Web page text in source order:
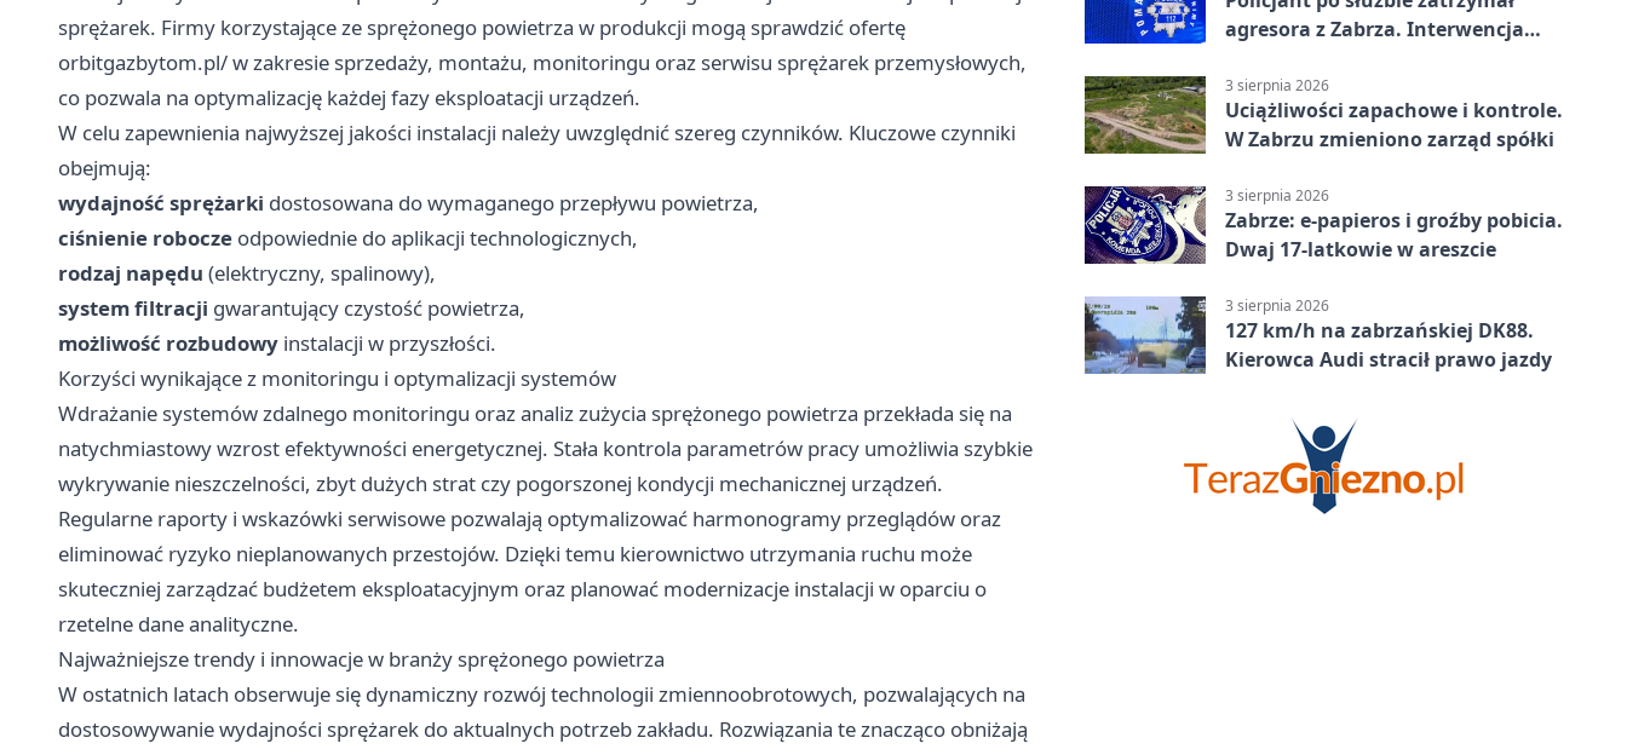
sprężarek. Firmy korzystające ze sprężonego powietrza w produkcji mogą sprawdzić ofertę
orbitgazbytom.pl/w zakresie sprzedaży, montażu, monitoringu oraz serwisu sprężarek przemysłowych,
co pozwala na optymalizację każdej fazy eksploatacji urządzeń.
W celu zapewnienia najwyższej jakości instalacji należy uwzględnić szereg czynników. Kluczowe czynniki
obejmują:
wydajność sprężarki dostosowana do wymaganego przepływu powietrza,
ciśnienie robocze odpowiednie do aplikacji technologicznych,
rodzaj napędu (elektryczny, spalinowy),
system filtracji gwarantujący czystość powietrza,
możliwość rozbudowy instalacji w przyszłości.
Korzyści wynikające z monitoringu i optymalizacji systemów
Wdrażanie systemów zdalnego monitoringu oraz analiz zużycia sprężonego powietrza przekłada się na
natychmiastowy wzrost efektywności energetycznej. Stała kontrola parametrów pracy umożliwia szybkie
wykrywanie nieszczelności, zbyt dużych strat czy pogorszonej kondycji mechanicznej urządzeń.
Regularne raporty i wskazówki serwisowe pozwalają optymalizować harmonogramy przeglądów oraz
eliminować ryzyko nieplanowanych przestojów. Dzięki temu kierownictwo utrzymania ruchu może
skuteczniej zarządzać budżetem eksploatacyjnym oraz planować modernizacje instalacji w oparciu o
rzetelne dane analityczne.
Najważniejsze trendy i innowacje w branży sprężonego powietrza
W ostatnich latach obserwuje się dynamiczny rozwój technologii zmiennoobrotowych, pozwalających na
dostosowywanie wydajności sprężarek do aktualnych potrzeb zakładu. Rozwiązania te znacząco obniżają
agresora z Zabrza. Interwencja
3 sierpnia 2026
Uciążliwości zapachowe i kontrole.
W Zabrzu zmieniono zarząd spółki
3 sierpnia 2026
Zabrze: e-papieros i groźby pobicia.
Dwaj 17-latkowie w areszcie
3 sierpnia 2026
127 km/h na zabrzańskiej DK88.
Kierowca Audi stracił prawo jazdy